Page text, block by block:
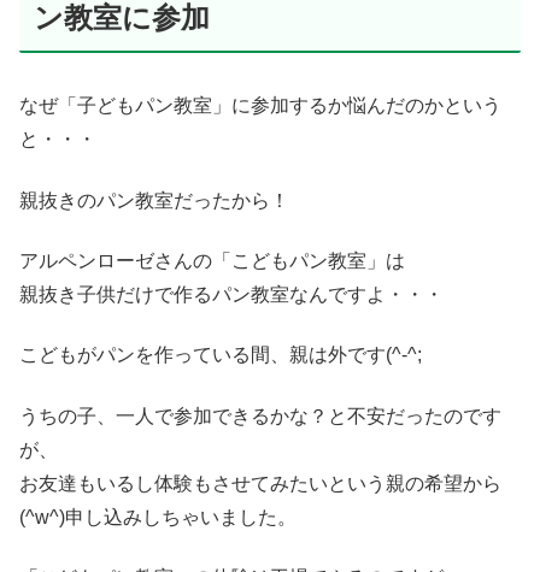
ン教室に参加
なぜ「子どもパン教室」に参加するか悩んだのかという
と・・・
親抜きのパン教室だったから！
アルペンローゼさんの「こどもパン教室」は
親抜き子供だけで作るパン教室なんですよ・・・
こどもがパンを作っている間、親は外です(^-^;
うちの子、一人で参加できるかな？と不安だったのです
が、
お友達もいるし体験もさせてみたいという親の希望から
(^w^)申し込みしちゃいました。